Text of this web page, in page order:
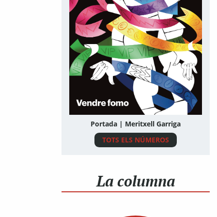
Portada | Meritxell Garriga
TOTS ELS NÚMEROS
La columna